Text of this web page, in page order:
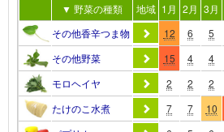
▼ 野菜の種類
地域 1月 2月 3月
その他香辛つま物
12 6 5
その他野菜
15 4 4
モロヘイヤ
2 2 2
たけのこ水煮
7 7 10